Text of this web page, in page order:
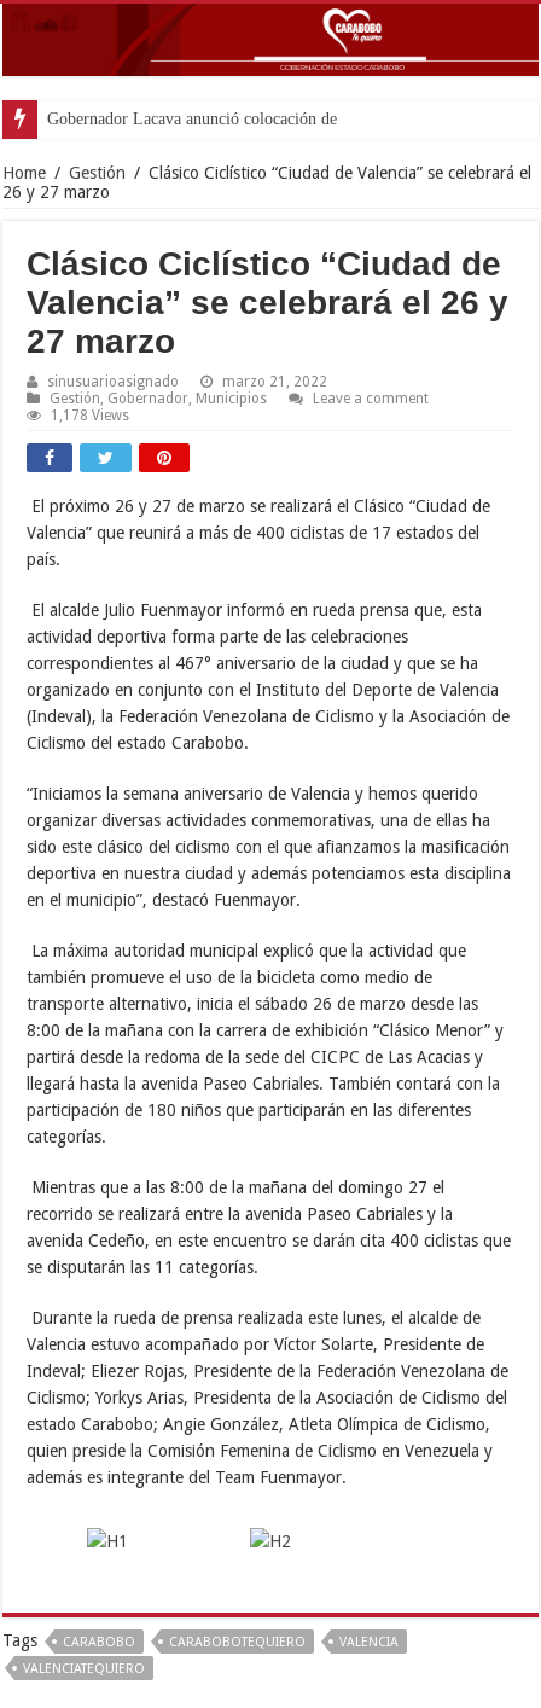
Gobernador Lacava anunció colocación de más de mil 500 to
Home / Gestión / Clásico Ciclístico “Ciudad de Valencia” se celebrará el
26 y 27 marzo
Clásico Ciclístico “Ciudad de
Valencia” se celebrará el 26 y
27 marzo
sinusuarioasignado
marzo 21, 2022
Gestión Gobernador Municipios
Leave a comment
1,178 Views
El próximo 26 y 27 de marzo se realizará el Clásico “Ciudad de
Valencia” que reunirá a más de 400 ciclistas de 17 estados del
país.
El alcalde Julio Fuenmayor informó en rueda prensa que, esta
actividad deportiva forma parte de las celebraciones
correspondientes al 467° aniversario de la ciudad y que se ha
organizado en conjunto con el Instituto del Deporte de Valencia
(Indeval), la Federación Venezolana de Ciclismo y la Asociación de
Ciclismo del estado Carabobo.
“Iniciamos la semana aniversario de Valencia y hemos querido
organizar diversas actividades conmemorativas, una de ellas ha
sido este clásico del ciclismo con el que afianzamos la masificación
deportiva en nuestra ciudad y además potenciamos esta disciplina
en el municipio”, destacó Fuenmayor.
La máxima autoridad municipal explicó que la actividad que
también promueve el uso de la bicicleta como medio de
transporte alternativo, inicia el sábado 26 de marzo desde las
8:00 de la mañana con la carrera de exhibición “Clásico Menor” y
partirá desde la redoma de la sede del CICPC de Las Acacias y
llegará hasta la avenida Paseo Cabriales. También contará con la
participación de 180 niños que participarán en las diferentes
categorías.
Mientras que a las 8:00 de la mañana del domingo 27 el
recorrido se realizará entre la avenida Paseo Cabriales y la
avenida Cedeño, en este encuentro se darán cita 400 ciclistas que
se disputarán las 11 categorías.
Durante la rueda de prensa realizada este lunes, el alcalde de
Valencia estuvo acompañado por Víctor Solarte, Presidente de
Indeval; Eliezer Rojas, Presidente de la Federación Venezolana de
Ciclismo; Yorkys Arias, Presidenta de la Asociación de Ciclismo del
estado Carabobo; Angie González, Atleta Olímpica de Ciclismo,
quien preside la Comisión Femenina de Ciclismo en Venezuela y
además es integrante del Team Fuenmayor.
Tags CARABOBO CARABOBOTEQUIERO
VALENCIA
VALENCIATEQUIERO